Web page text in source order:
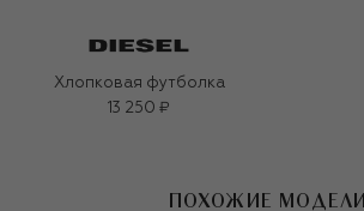
Хлопковая футболка
13 250 ₽
ПОХОЖИЕ МОДЕЛИ